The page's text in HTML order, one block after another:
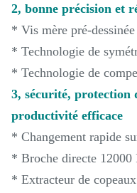
2, bonne précision et
* Vis mère pré-
* Technologie de
* Technologie de
3, sécurité, protection
productivité efficace
* Changement rapide
* Broche directe 12000
* Extracteur de